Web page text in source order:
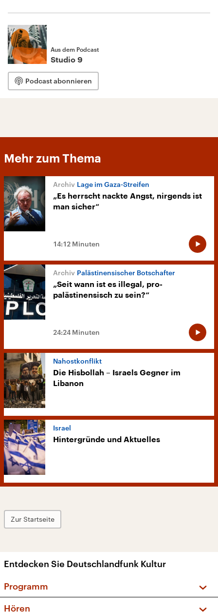
Aus dem Podcast
Studio 9
Podcast abonnieren
Mehr zum Thema
Lage im Gaza-Streifen
„Es herrscht nackte Angst, nirgends ist
man sicher“
14:12 Minuten
Palästinensischer Botschafter
„Seit wann ist es illegal, pro-
palästinensisch zu sein?“
24:24 Minuten
Nahostkonflikt
Die Hisbollah – Israels Gegner im
Libanon
Israel
Hintergründe und Aktuelles
Zur Startseite
Entdecken Sie Deutschlandfunk Kultur
Programm
Hören